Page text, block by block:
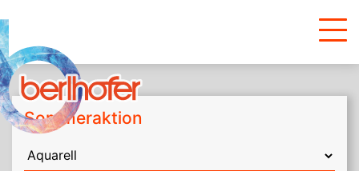
Sommeraktion